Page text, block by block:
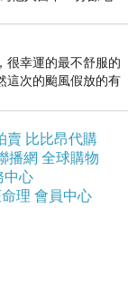
可能，勢必
壓。
也擔心若運
爭戰場，五
體制改革，
。
很幸運的最不舒服的
這次的颱風假放的有
最想要的
賣 比比昂代購
播網 全球購物
中心
理 會員中心